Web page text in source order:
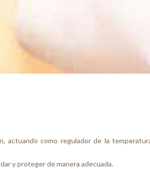
actuando como regulador de la
y proteger de manera adecuada.